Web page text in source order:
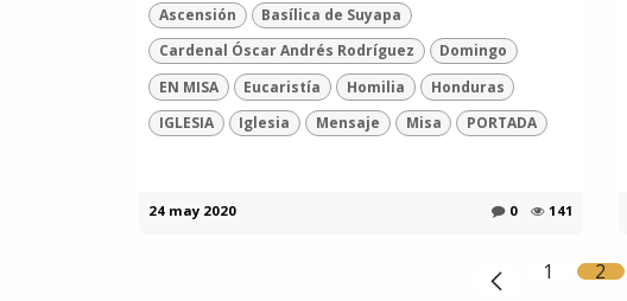
Ascensión
Basílica de Suyapa
Cardenal Óscar Andrés Rodríguez
Domingo
EN MISA
Eucaristía Homilia
Honduras
IGLESIA
Iglesia Mensaje Misa PORTADA
24 may 2020 0 141
1 2